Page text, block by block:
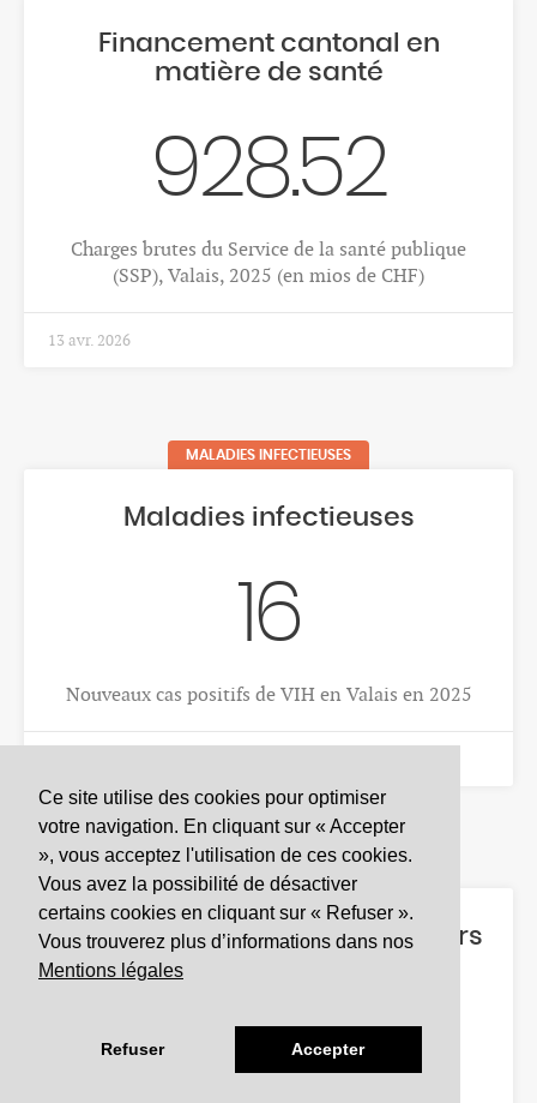
Ce site utilise des cookies pour optimiser
votre navigation. En cliquant sur « Accepter
», vous acceptez l'utilisation de ces cookies.
Vous avez la possibilité de désactiver
certains cookies en cliquant sur « Refuser ».
Vous trouverez plus d’informations dans nos
Mentions légales
Refuser Accepter
JOURNÉE DE L'OVS
MENTIONS LÉGALES
S'INSCRIRE
DONNÉES D’INTÉRÊT SANITAIRE
Observatoire valaisan de la santé
Av. Grand-Champsec 64
1950 Sion
Tél+41 27 603 49 61